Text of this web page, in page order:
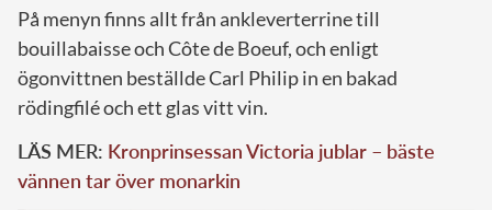
På menyn finns allt från ankleverterrine till
bouillabaisse och Côte de Boeuf, och enligt
ögonvittnen beställde Carl Philip in en bakad
rödingfilé och ett glas vitt vin.
LÄS MER: Kronprinsessan Victoria jublar – bäste
vännen tar över monarkin